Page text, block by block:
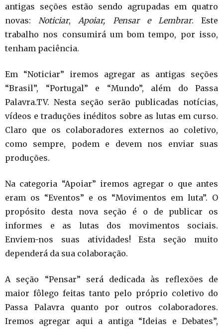
antigas seções estão sendo agrupadas em quatro
novas: Noticiar, Apoiar, Pensar e Lembrar. Este
trabalho nos consumirá um bom tempo, por isso,
tenham paciência.
Em “Noticiar” iremos agregar as antigas seções
“Brasil”, “Portugal” e “Mundo”, além do Passa
Palavra.TV. Nesta seção serão publicadas notícias,
vídeos e traduções inéditos sobre as lutas em curso.
Claro que os colaboradores externos ao coletivo,
como sempre, podem e devem nos enviar suas
produções.
Na categoria “Apoiar” iremos agregar o que antes
eram os “Eventos” e os “Movimentos em luta”. O
propósito desta nova seção é o de publicar os
informes e as lutas dos movimentos sociais.
Enviem-nos suas atividades! Esta seção muito
dependerá da sua colaboração.
A seção “Pensar” será dedicada às reflexões de
maior fôlego feitas tanto pelo próprio coletivo do
Passa Palavra quanto por outros colaboradores.
Iremos agregar aqui a antiga “Ideias e Debates”,